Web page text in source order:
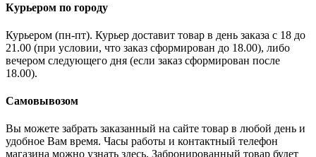
Курьером по городу
Курьером (пн-пт). Курьер доставит товар в день заказа с 18 до
21.00 (при условии, что заказ сформирован до 18.00), либо
вечером следующего дня (если заказ сформирован после
18.00).
Самовывозом
Вы можете забрать заказанный на сайте товар в любой день и
удобное Вам время. Часы работы и контактный телефон
магазина можно узнать здесь. Забронированный товар будет